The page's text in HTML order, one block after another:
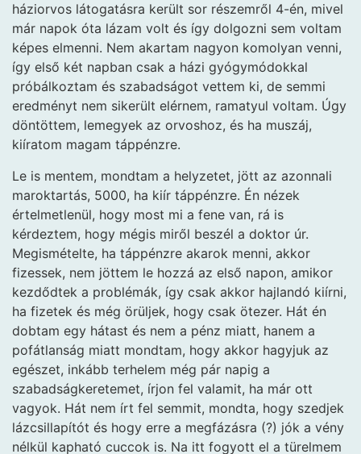
háziorvos látogatásra került sor részemről 4-én, mivel
már napok óta lázam volt és így dolgozni sem voltam
képes elmenni. Nem akartam nagyon komolyan venni,
így első két napban csak a házi gyógymódokkal
próbálkoztam és szabadságot vettem ki, de semmi
eredményt nem sikerült elérnem, ramatyul voltam. Úgy
döntöttem, lemegyek az orvoshoz, és ha muszáj,
kiíratom magam táppénzre.
Le is mentem, mondtam a helyzetet, jött az azonnali
maroktartás, 5000, ha kiír táppénzre. Én nézek
értelmetlenül, hogy most mi a fene van, rá is
kérdeztem, hogy mégis miről beszél a doktor úr.
Megismételte, ha táppénzre akarok menni, akkor
fizessek, nem jöttem le hozzá az első napon, amikor
kezdődtek a problémák, így csak akkor hajlandó kiírni,
ha fizetek és még örüljek, hogy csak ötezer. Hát én
dobtam egy hátast és nem a pénz miatt, hanem a
pofátlanság miatt mondtam, hogy akkor hagyjuk az
egészet, inkább terhelem még pár napig a
szabadságkeretemet, írjon fel valamit, ha már ott
vagyok. Hát nem írt fel semmit, mondta, hogy szedjek
lázcsillapítót és hogy erre a megfázásra (?) jók a vény
nélkül kapható cuccok is. Na itt fogyott el a türelmem